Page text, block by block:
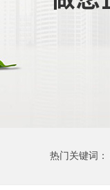
热门关键词：